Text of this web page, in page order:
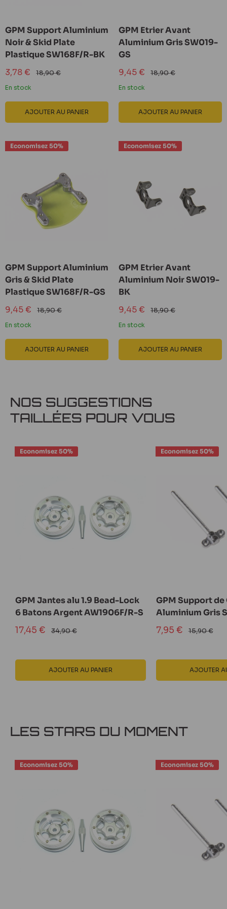
GPM Support Aluminium
Noir & Skid Plate
Plastique SW168F/R-BK
Prix
réduit
3,78 € Prix
normal
18,90 €
En stock
AJOUTER AU PANIER
GPM Etrier Avant
Aluminium Gris SW019-
GS
Prix
réduit
9,45 € Prix
normal
18,90 €
En stock
AJOUTER AU PANIER
Economisez 50%
GPM Support Aluminium
Gris & Skid Plate
Plastique SW168F/R-GS
Prix
réduit
9,45 € Prix
normal
18,90 €
En stock
AJOUTER AU PANIER
Economisez 50%
GPM Etrier Avant
Aluminium Noir SW019-
BK
Prix
réduit
9,45 € Prix
normal
18,90 €
En stock
AJOUTER AU PANIER
NOS SUGGESTIONS
TAILLÉES POUR VOUS
Economisez 50%
GPM Jantes alu 1.9 Bead-Lock
6 Batons Argent AW1906F/R-S
Prix
réduit
17,45 € Prix
normal
34,90 €
AJOUTER AU PANIER
Economisez 50%
GPM Support
Aluminium Gris
Prix
réduit
7,95 € Prix
normal
15,90 €
AJOUTER
LES STARS DU MOMENT
Economisez 50% Economisez 50%